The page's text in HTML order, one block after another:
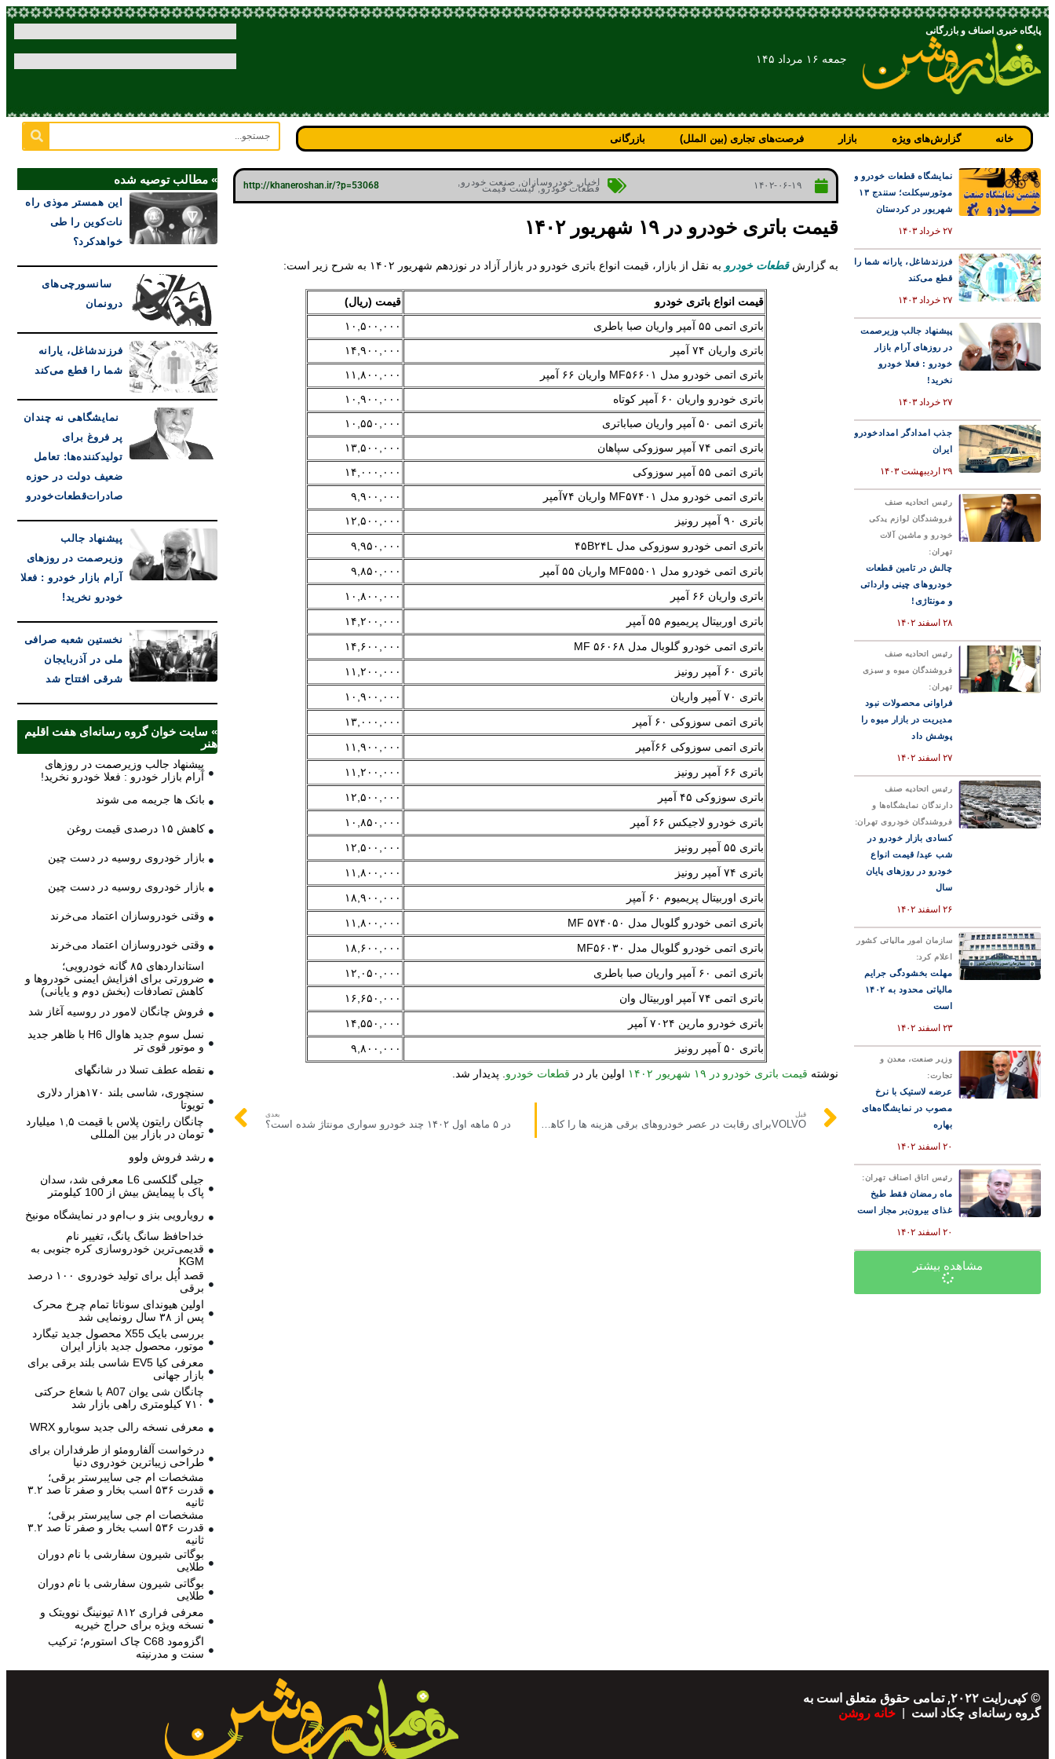
پایگاه خبری اصناف و بازرگانی
جمعه ۱۶ مرداد ۱۴۵
خانه گزارش‌های ویژه بازار فرصت‌های تجاری (بین الملل) بازرگانی
نمایشگاه قطعات خودرو و
موتورسیکلت؛ سنندج ۱۳
شهریور در کردستان
۲۷ خرداد ۱۴۰۳
فرزندشاغل، یارانه شما را
قطع می‌کند
۲۷ خرداد ۱۴۰۳
پیشنهاد جالب وزیرصمت
در روزهای آرام بازار
خودرو : فعلا خودرو
نخرید!
۲۷ خرداد ۱۴۰۳
جذب امدادگر امدادخودرو
ایران
۲۹ اردیبهشت ۱۴۰۳
رئیس اتحادیه صنف
فروشندگان لوازم یدکی
خودرو و ماشین آلات
تهران:
چالش در تامین قطعات
خودروهای چینی وارداتی
و مونتاژی!
۲۸ اسفند ۱۴۰۲
رئیس اتحادیه صنف
فروشندگان میوه و سبزی
تهران:
فراوانی محصولات نبود
مدیریت در بازار میوه را
پوشش داد
۲۷ اسفند ۱۴۰۲
رئیس اتحادیه صنف
دارندگان نمایشگاه‌ها و
فروشندگان خودروی تهران:
کسادی بازار خودرو در
شب عید/ قیمت انواع
خودرو در روزهای پایان
سال
۲۶ اسفند ۱۴۰۲
سازمان امور مالیاتی کشور
اعلام کرد:
مهلت بخشودگی جرایم
مالیاتی محدود به ۱۴۰۲
است
۲۳ اسفند ۱۴۰۲
وزیر صنعت، معدن و
تجارت:
عرضه لاستیک با نرخ
مصوب در نمایشگاه‌های
بهاره
۲۰ اسفند ۱۴۰۲
رئیس اتاق اصناف تهران:
ماه رمضان فقط طبخ
غذای بیرون‌بر مجاز است
۲۰ اسفند ۱۴۰۲
مشاهده بیشتر
۱۴۰۲-۰۶-۱۹ اخبار, خودروسازان, صنعت خودرو,
قطعات خودرو,لیست قیمت http://khaneroshan.ir/?p=53068
قیمت باتری خودرو در ۱۹ شهریور ۱۴۰۲
به گزارشقطعات خودرو به نقل از بازار، قیمت انواع باتری خودرو در بازار آزاد در نوزدهم شهریور ۱۴۰۲ به شرح زیر است:
قیمت انواع باتری خودرو
قیمت (ریال)
باتری اتمی ۵۵ آمپر واریان صبا باطری
۱۰,۵۰۰,۰۰۰
باتری واریان ۷۴ آمپر
۱۴,۹۰۰,۰۰۰
باتری اتمی خودرو مدل MF۵۶۶۰۱ واریان ۶۶ آمپر
۱۱,۸۰۰,۰۰۰
باتری خودرو واریان ۶۰ آمپر کوتاه
۱۰,۹۰۰,۰۰۰
باتری اتمی ۵۰ آمپر واریان صباباتری
۱۰,۵۵۰,۰۰۰
باتری اتمی ۷۴ آمپر سوزوکی سپاهان
۱۳,۵۰۰,۰۰۰
باتری اتمی ۵۵ آمپر سوزوکی
۱۴,۰۰۰,۰۰۰
باتری اتمی خودرو مدل MF۵۷۴۰۱ واریان ۷۴آمپر
۹,۹۰۰,۰۰۰
باتری ۹۰ آمپر رونیز
۱۲,۵۰۰,۰۰۰
باتری اتمی خودرو سوزوکی مدل ۴۵B۲۴L
۹,۹۵۰,۰۰۰
باتری اتمی خودرو مدل MF۵۵۵۰۱ واریان ۵۵ آمپر
۹,۸۵۰,۰۰۰
باتری واریان ۶۶ آمپر
۱۰,۸۰۰,۰۰۰
باتری اوربیتال پریمیوم ۵۵ آمپر
۱۴,۲۰۰,۰۰۰
باتری اتمی خودرو گلوبال مدل MF ۵۶۰۶۸
۱۴,۶۰۰,۰۰۰
باتری ۶۰ آمپر رونیز
۱۱,۲۰۰,۰۰۰
باتری ۷۰ آمپر واریان
۱۰,۹۰۰,۰۰۰
باتری اتمی سوزوکی ۶۰ آمپر
۱۳,۰۰۰,۰۰۰
باتری اتمی سوزوکی ۶۶آمپر
۱۱,۹۰۰,۰۰۰
باتری ۶۶ آمپر رونیز
۱۱,۲۰۰,۰۰۰
باتری سوزوکی ۴۵ آمپر
۱۲,۵۰۰,۰۰۰
باتری خودرو لاجیکس ۶۶ آمپر
۱۰,۸۵۰,۰۰۰
باتری ۵۵ آمپر رونیز
۱۲,۵۰۰,۰۰۰
باتری ۷۴ آمپر رونیز
۱۱,۸۰۰,۰۰۰
باتری اوربیتال پریمیوم ۶۰ آمپر
۱۸,۹۰۰,۰۰۰
باتری اتمی خودرو گلوبال مدل MF ۵۷۴۰۵۰
۱۱,۸۰۰,۰۰۰
باتری اتمی خودرو گلوبال مدل MF۵۶۰۳۰
۱۸,۶۰۰,۰۰۰
باتری اتمی ۶۰ آمپر واریان صبا باطری
۱۲,۰۵۰,۰۰۰
باتری اتمی ۷۴ آمپر اوربیتال وان
۱۶,۶۵۰,۰۰۰
باتری خودرو مارین ۷۰۲۴ آمپر
۱۴,۵۵۰,۰۰۰
باتری ۵۰ آمپر رونیز
۹,۸۰۰,۰۰۰
نوشته قیمت باتری خودرو در ۱۹ شهریور ۱۴۰۲ اولین بار در قطعات خودرو . پدیدار شد.
قبل
VOLVOبرای رقابت در عصر خودروهای برقی هزینه ها را کاهش می دهد
بعدی
در ۵ ماهه اول ۱۴۰۲ چند خودرو سواری مونتاژ شده است؟
» مطالب توصیه شده
این همستر موذی راه
نات‌کوین را طی
خواهدکرد؟
سانسورچی‌های
درونمان
فرزندشاغل، یارانه
شما را قطع می‌کند
نمایشگاهی نه چندان
پر فروغ برای
تولیدکننده‌ها: تعامل
ضعیف دولت در حوزه
صادرات‌قطعات‌خودرو
پیشنهاد جالب
وزیرصمت در روزهای
آرام بازار خودرو : فعلا
خودرو نخرید!
نخستین شعبه صرافی
ملی در آذربایجان
شرقی افتتاح شد
» سایت خوان گروه رسانه‌ای هفت اقلیم
هنر
پیشنهاد جالب وزیرصمت در روزهای
آرام بازار خودرو : فعلا خودرو نخرید!
بانک ها جریمه می شوند
کاهش ۱۵ درصدی قیمت روغن
بازار خودروی روسیه در دست چین
بازار خودروی روسیه در دست چین
وقتی خودروسازان اعتماد می‌خرند
وقتی خودروسازان اعتماد می‌خرند
استانداردهای ۸۵ گانه خودرویی؛
ضرورتی برای افزایش ایمنی خودروها و
کاهش تصادفات (بخش دوم و پایانی)
فروش چانگان لامور در روسیه آغاز شد
نسل سوم جدید هاوال H6 با ظاهر جدید
و موتور قوی تر
نقطه عطف تسلا در شانگهای
سنچوری، شاسی بلند ۱۷۰هزار دلاری
تویوتا
چانگان رایتون پلاس با قیمت ۱,۵ میلیارد
تومان در بازار بین المللی
رشد فروش ولوو
جیلی گلکسی L6 معرفی شد، سدان
پاک با پیمایش بیش از 100 کیلومتر
رویارویی بنز و ب‌ام‌و در نمایشگاه مونیخ
خداحافظ سانگ یانگ، تغییر نام
قدیمی‌ترین خودروسازی کره جنوبی به
KGM
قصد اُپل برای تولید خودروی ۱۰۰ درصد
برقی
اولین هیوندای سوناتا تمام چرخ محرک
پس از ۳۸ سال رونمایی شد
بررسی بایک X55 محصول جدید تیگارد
موتور، محصول جدید بازار ایران
معرفی کیا EV5 شاسی بلند برقی برای
بازار جهانی
چانگان شی یوان A07 با شعاع حرکتی
۷۱۰ کیلومتری راهی بازار شد
معرفی نسخه رالی جدید سوبارو WRX
درخواست آلفارومئو از طرفداران برای
طراحی زیباترین خودروی دنیا
مشخصات ام جی سایبرستر برقی؛
قدرت ۵۳۶ اسب بخار و صفر تا صد ۳.۲
ثانیه
مشخصات ام جی سایبرستر برقی؛
قدرت ۵۳۶ اسب بخار و صفر تا صد ۳.۲
ثانیه
بوگاتی شیرون سفارشی با نام دوران
طلایی
بوگاتی شیرون سفارشی با نام دوران
طلایی
معرفی فراری ۸۱۲ تیونینگ نوویتک و
نسخه ویژه برای حراج خیریه
اگزومود C68 چاک استورم؛ ترکیب
سنت و مدرنیته
© کپی‌رایت ۲۰۲۲, تمامی حقوق متعلق است به
گروه رسانه‌ای چکاد است | خانه روشن